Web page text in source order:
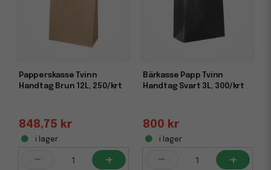
Papperskasse Tvinn
Handtag Brun 12L, 250/krt
848,75 kr
i lager
- +
Bärkasse Papp Tvinn
Handtag Svart 3L, 300/krt
800 kr
i lager
- +